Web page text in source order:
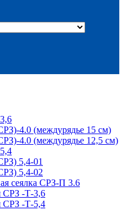
4.0 (междурядье 15 см)
4.0 (междурядье 12,5 см)
5,4-01
5,4-02
сеялка СРЗ-П 3.6
СРЗ -Т-3,6
СРЗ -Т-5,4